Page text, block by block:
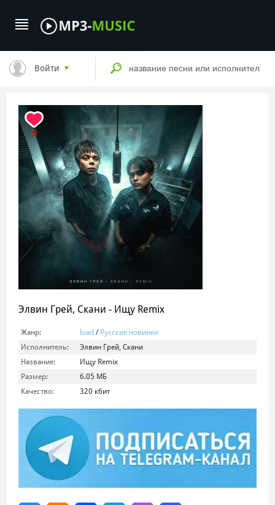
Войти
0
Элвин Грей, Скани - Ищу Remix
Жанр: load / Русские новинки
Исполнитель:
Элвин Грей, Скани
Название:
Ищу Remix
Размер:
6.05 МБ
Качество:
320 кбит